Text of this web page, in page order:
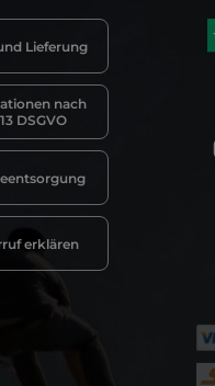
Lieferung
nach
DSGVO
erklären